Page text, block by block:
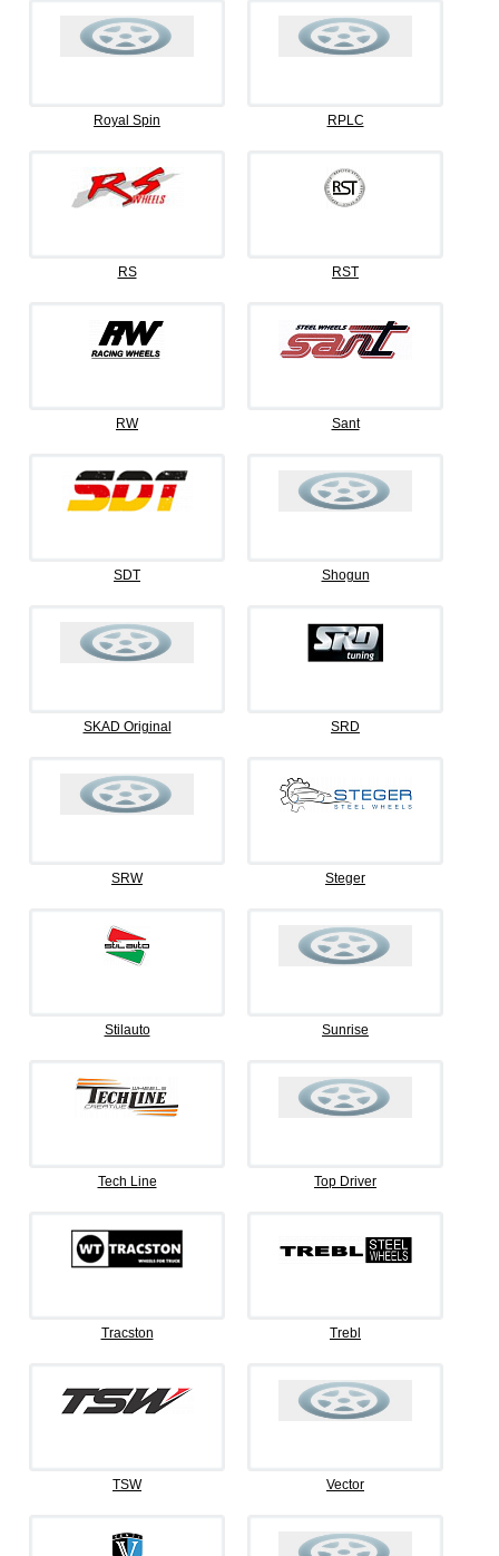
Royal Spin RPLC
RS RST
RW Sant
SDT Shogun
SKAD Original SRD
SRW Steger
Stilauto Sunrise
Tech Line Top Driver
Tracston Trebl
TSW Vector